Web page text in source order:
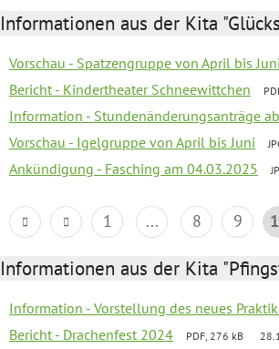
Informationen aus der Kita
Vorschau - Spatzengruppe von April bis Juni
Bericht - Kindertheater Schneewittchen
Information - Stundenänderungsanträge
Vorschau - Igelgruppe von April bis Juni
Ankündigung - Fasching am 04.03.2025
1 ... 8 9
Informationen aus der Kita
Information - Vorstellung des neues
Bericht - Drachenfest 2024 PDF, 276 kB